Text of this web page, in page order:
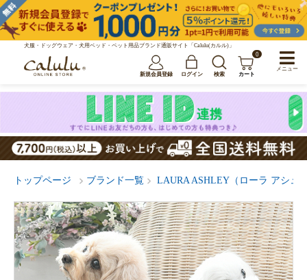
犬服・ドッグウェア・犬用ベッド・ペット用品ブランド通販サイト「Calulu(カルル)」
新規会員登録 ログイン 検索
0
カート
トップページ ブランド一覧 LAURA ASHLEY（ローラ アシュ
メニュー